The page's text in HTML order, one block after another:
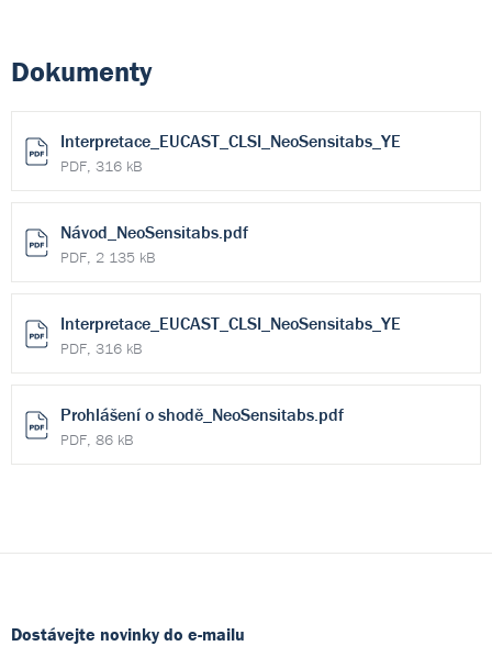
Dokumenty
Interpretace_EUCAST_CLSI_NeoSensitabs_YE
PDF, 316 kB
Návod_NeoSensitabs.pdf
PDF, 2 135 kB
Interpretace_EUCAST_CLSI_NeoSensitabs_YE
PDF, 316 kB
Prohlášení o shodě_NeoSensitabs.pdf
PDF, 86 kB
Dostávejte novinky do e-mailu